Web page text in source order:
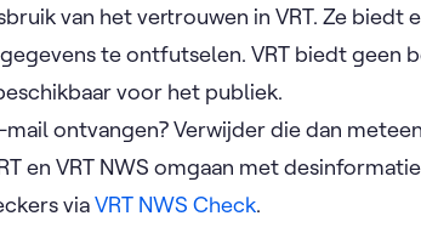
van het vertrouwen in VRT. Ze biedt
te ontfutselen. VRT biedt geen
voor het publiek.
ontvangen? Verwijder die dan
en VRT NWS omgaan met
viaVRT NWS Check.